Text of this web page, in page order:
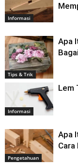
Informasi
Tips & Trik
Apa
Informasi
Lem
Pengetahuan
Apa
Cara